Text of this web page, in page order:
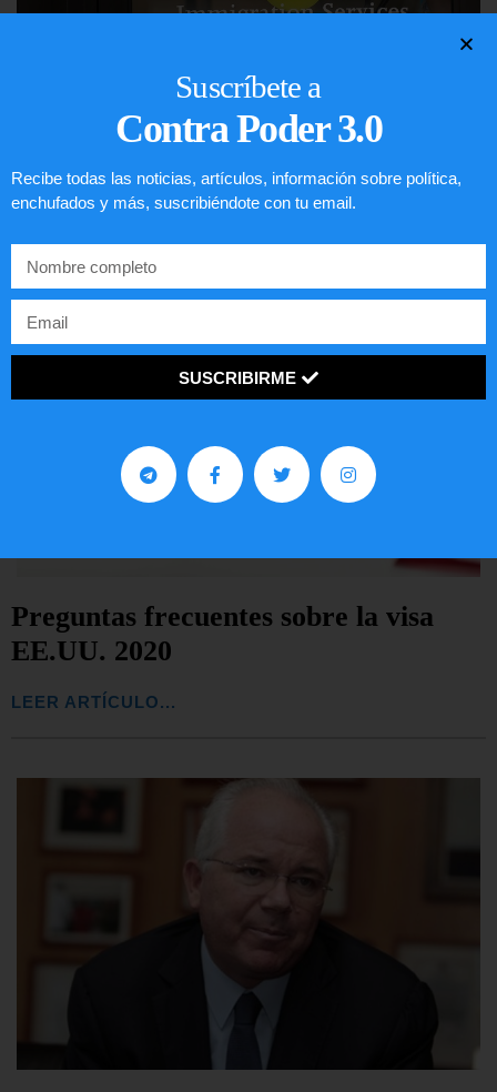
Comunistas no son bienvenidos en
LEER ARTÍCULO...
Preguntas frecuentes sobre la visa
EE.UU. 2020
LEER ARTÍCULO...
Suscríbete a
Contra Poder 3.0
Recibe todas las noticias, artículos, información sobre política,
enchufados y más, suscribiéndote con tu email.
SUSCRIBIRME